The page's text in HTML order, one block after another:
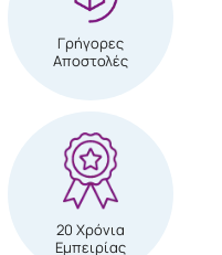
Γρήγορες
Αποστολές
20 Χρόνια
Εμπειρίας